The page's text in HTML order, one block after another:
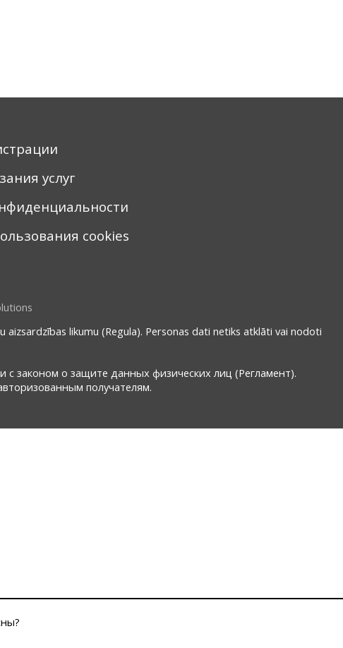
услуг
cookies
likumu (Regula). Personas dati netiks atklāti vai nodoti
с законом о защите данных физических лиц (Регламент).
получателям.